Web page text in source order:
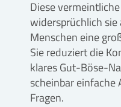
Diese
widersprüchlich
Menschen eine
Sie reduziert die
klares Gut-Böse-
scheinbar
Fragen.